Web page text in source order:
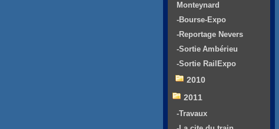
Monteynard
-Bourse-Expo
-Reportage Nevers
-Sortie Ambérieu
-Sortie RailExpo
2010
2011
-Travaux